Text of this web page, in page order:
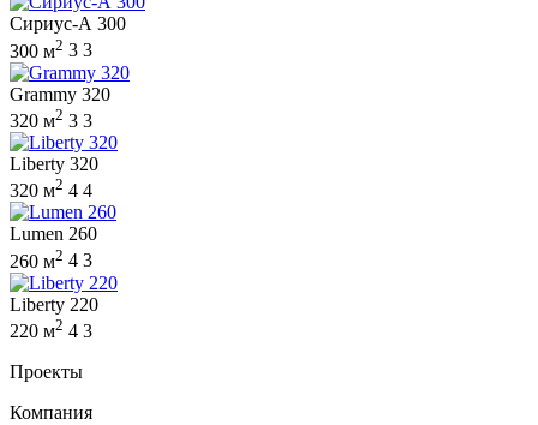
Сириус-А 300
300 м2 3 3
Grammy 320
320 м2 3 3
Liberty 320
320 м2 4 4
Lumen 260
260 м2 4 3
Liberty 220
220 м2 4 3
Проекты
Компания